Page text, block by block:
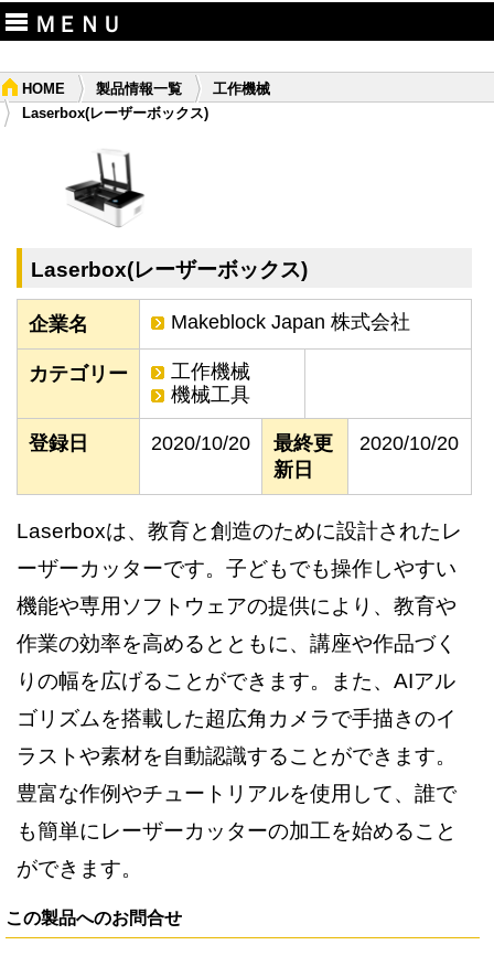
ＭＥＮＵ
HOME 製品情報一覧
工作機械
Laserbox(レーザーボックス)
Laserbox(レーザーボックス)
企業名 Makeblock Japan 株式会社
カテゴリー
工作機械
機械工具
登録日 2020/10/20
最終更
新日
2020/10/20
Laserboxは、教育と創造のために設計されたレ
ーザーカッターです。子どもでも操作しやすい
機能や専用ソフトウェアの提供により、教育や
作業の効率を高めるとともに、講座や作品づく
りの幅を広げることができます。また、AIアル
ゴリズムを搭載した超広角カメラで手描きのイ
ラストや素材を自動認識することができます。
豊富な作例やチュートリアルを使用して、誰で
も簡単にレーザーカッターの加工を始めること
ができます。
この製品へのお問合せ